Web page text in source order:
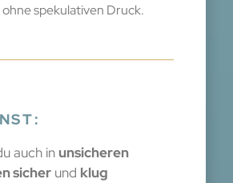
ohne spekulativen Druck.
auch in unsicheren
sicher und klug